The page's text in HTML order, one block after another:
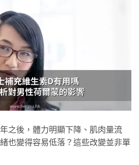
之後，體力明顯下降、肌肉量流
也變得容易低落？這些改變並非單